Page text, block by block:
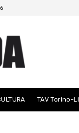
TAV Torino-